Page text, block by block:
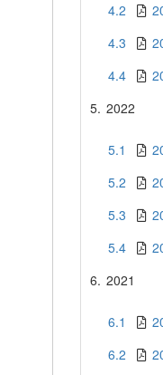
4.2
4.3
4.4
5. 2022
5.1
5.2
5.3
5.4
6. 2021
6.1
6.2